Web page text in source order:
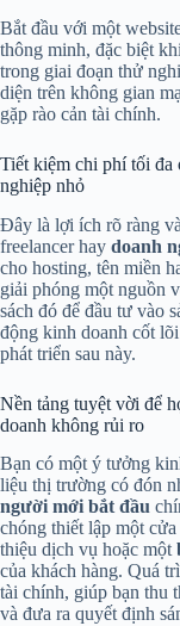
Bắt đầu với một
thông minh, đặc biệt
trong giai đoạn thử
diện trên không gian
gặp rào cản tài chính.
Tiết kiệm chi phí tối đa
nghiệp nhỏ
Đây là lợi ích rõ ràng
freelancer hay doanh
cho hosting, tên miền
giải phóng một nguồn
sách đó để đầu tư vào
động kinh doanh cốt
phát triển sau này.
Nền tảng tuyệt vời để
doanh không rủi ro
Bạn có một ý tưởng
liệu thị trường có đón
người mới bắt đầu
chóng thiết lập một
thiệu dịch vụ hoặc một
của khách hàng. Quá
tài chính, giúp bạn thu
và đưa ra quyết định